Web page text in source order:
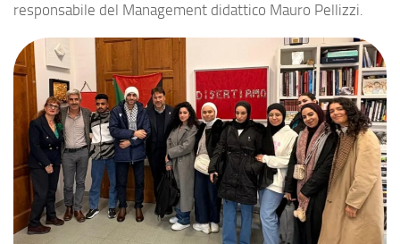
responsabile del Management didattico Mauro Pellizzi.